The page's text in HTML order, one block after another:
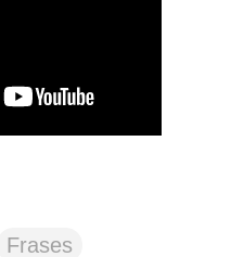
Frases